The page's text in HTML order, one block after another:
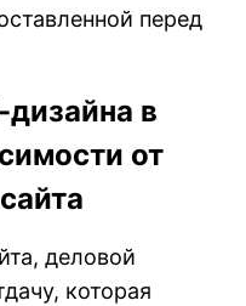
перед
в
от
деловой
которая